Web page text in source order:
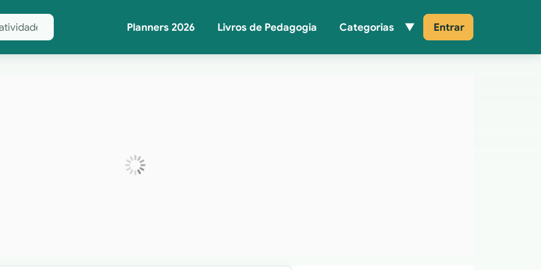
Planners 2026
Livros de Pedagogia Categorias Entrar